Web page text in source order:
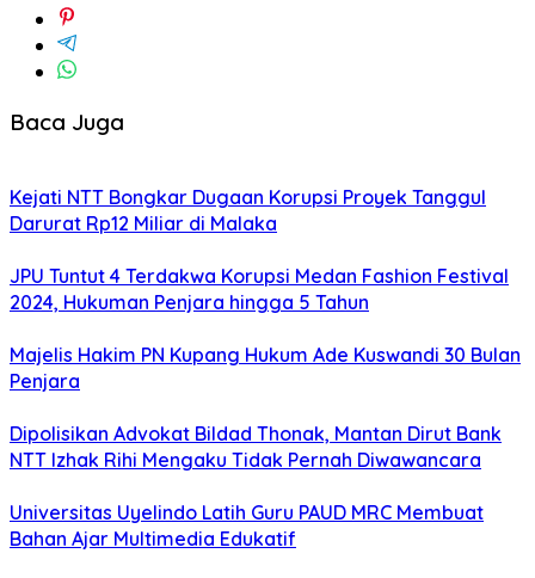
Baca Juga
Kejati NTT Bongkar Dugaan Korupsi Proyek Tanggul
Darurat Rp12 Miliar di Malaka
JPU Tuntut 4 Terdakwa Korupsi Medan Fashion Festival
2024, Hukuman Penjara hingga 5 Tahun
Majelis Hakim PN Kupang Hukum Ade Kuswandi 30 Bulan
Penjara
Dipolisikan Advokat Bildad Thonak, Mantan Dirut Bank
NTT Izhak Rihi Mengaku Tidak Pernah Diwawancara
Universitas Uyelindo Latih Guru PAUD MRC Membuat
Bahan Ajar Multimedia Edukatif